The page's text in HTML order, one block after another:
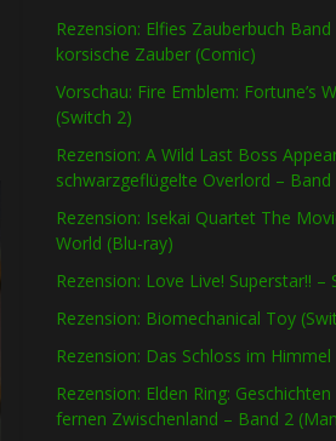
Rezension: Elfies Zauberbuch
korsische Zauber (Comic)
Vorschau: Fire Emblem: Fortune’s
(Switch 2)
Rezension: A Wild Last Boss
schwarzgeflügelte Overlord – Band
Rezension: Isekai Quartet The
World (Blu-ray)
Rezension: Love Live! Superstar!! –
Rezension: Biomechanical Toy
Rezension: Das Schloss im Himmel
Rezension: Elden Ring:
fernen Zwischenland – Band 2